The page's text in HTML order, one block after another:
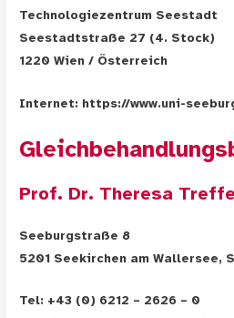
Technologiezentrum Seestadt
Seestadtstraße 27 (4. Stock)
1220 Wien / Österreich
Internet: https://www.uni-
Prof. Dr. Theresa
Seeburgstraße 8
5201 Seekirchen am Wallersee,
Tel: +43 (0) 6212 – 2626 – 0